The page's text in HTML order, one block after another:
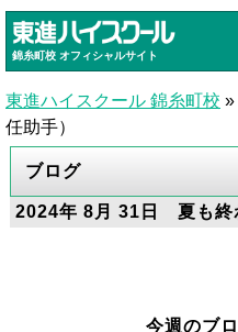
錦糸町校 オフィシャルサイト
東進ハイスクール 錦糸町校 »
任助手）
ブログ
2024年 8月 31日 夏も終
今週のブ